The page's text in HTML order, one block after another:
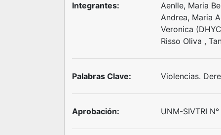
Integrantes:
Aenlle, Maria
Andrea, Maria
Veronica
Risso Oliva ,
Palabras Clave: Violencias.
Aprobación: UNM-SIVTRI